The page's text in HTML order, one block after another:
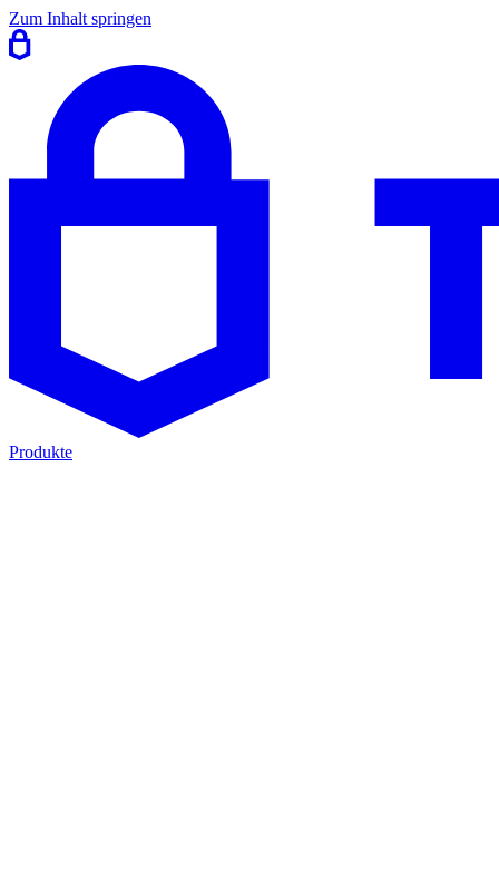
Zum Inhalt springen
Produkte